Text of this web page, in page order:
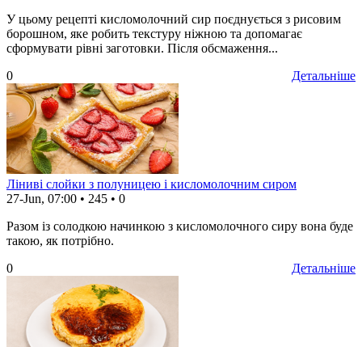
У цьому рецепті кисломолочний сир поєднується з рисовим
борошном, яке робить текстуру ніжною та допомагає
сформувати рівні заготовки. Після обсмаження...
Детальніше
0
Ліниві слойки з полуницею і кисломолочним сиром
27-Jun, 07:00 • 245 • 0
Разом із солодкою начинкою з кисломолочного сиру вона буде
такою, як потрібно.
Детальніше
0